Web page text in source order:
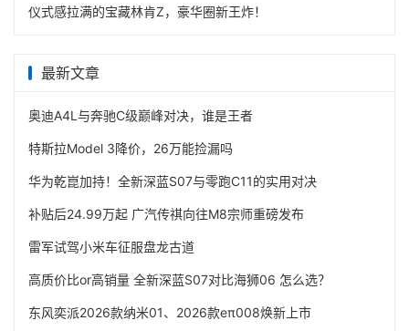
仪式感拉满的宝藏林肯Z，豪华圈新王炸！
最新文章
奥迪A4L与奔驰C级巅峰对决，谁是王者
特斯拉Model 3降价，26万能捡漏吗
华为乾崑加持！全新深蓝S07与零跑C11的实用对决
补贴后24.99万起 广汽传祺向往M8宗师重磅发布
雷军试驾小米车征服盘龙古道
高质价比or高销量 全新深蓝S07对比海狮06 怎么选？
东风奕派2026款纳米01、2026款eπ008焕新上市